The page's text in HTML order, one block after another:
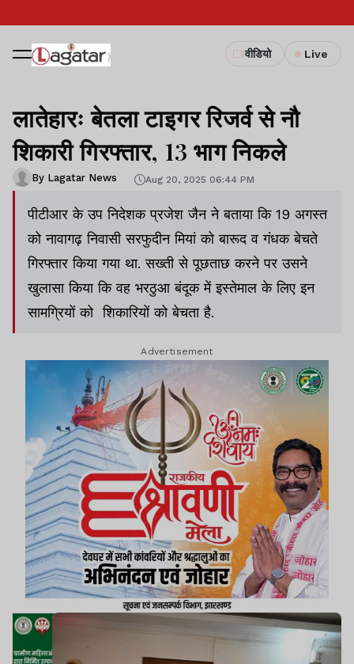
वीडियो Live
लातेहारः बेतला टाइगर रिजर्व से नौ
शिकारी गिरफ्तार, 13 भाग निकले
By Lagatar News Aug 20, 2025 06:44 PM
पीटीआर के उप निदेशक प्रजेश जैन ने बताया कि 19 अगस्त
को नावागढ़ निवासी सरफुदीन मियां को बारूद व गंधक बेचते
गिरफ्तार किया गया था. सख्ती से पूछताछ करने पर उसने
खुलासा किया कि वह भरठुआ बंदूक में इस्तेमाल के लिए इन
सामग्रियों को शिकारियों को बेचता है.
Advertisement